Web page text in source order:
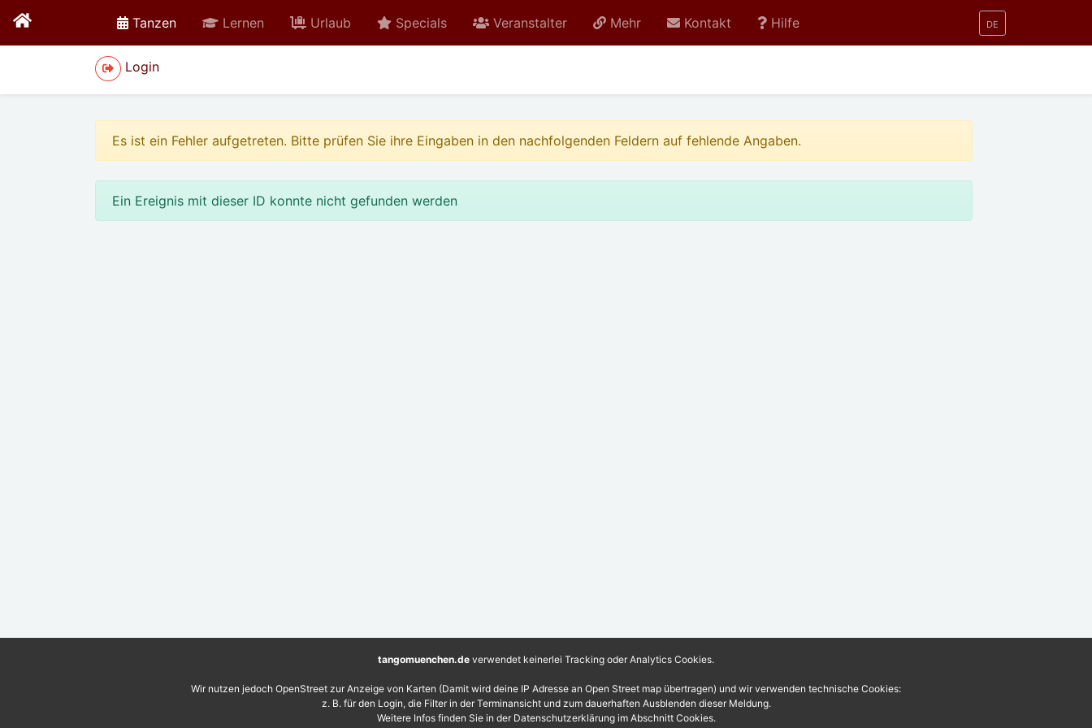
Tanzenactive Lernen Urlaub Specials Veranstalter Mehr Kontakt Hilfe DE
Login
Es ist ein Fehler aufgetreten. Bitte prüfen Sie ihre Eingaben in den nachfolgenden Feldern auf fehlende Angaben.
Ein Ereignis mit dieser ID konnte nicht gefunden werden
tangomuenchen.de verwendet keinerlei Tracking oder Analytics Cookies.
Wir nutzen jedoch OpenStreet zur Anzeige von Karten (Damit wird deine IP Adresse an Open Street map übertragen) und wir verwenden technische Cookies:
z. B. für den Login, die Filter in der Terminansicht und zum dauerhaften Ausblenden dieser Meldung.
Weitere Infos finden Sie in der Datenschutzerklärung im Abschnitt Cookies.